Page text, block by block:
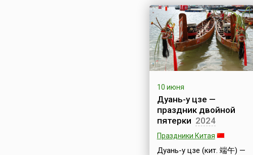
фестиваль
короткометражных
фильмов (Hamburg
International Short Film
Festival) проходит в
Гамбурге ежегодно в
конце мая – начале июня и
проведения данного
кинофорума началась в
1985 году, когда
состоялся первый
фестиваль, тогда
носивший лаконичное имя
NoBudget, что в переводе
на русский означает «Без
10 июня
Дуань-у цзе —
праздник двойной
пятерки 2024
Праздники Китая
Дуань-у цзе (кит. 端午) —